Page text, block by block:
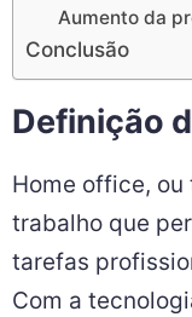
Aumento da
Conclusão
Definição
Home office,
trabalho que
tarefas
Com a